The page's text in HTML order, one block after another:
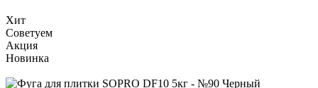
Хит
Советуем
Акция
Новинка